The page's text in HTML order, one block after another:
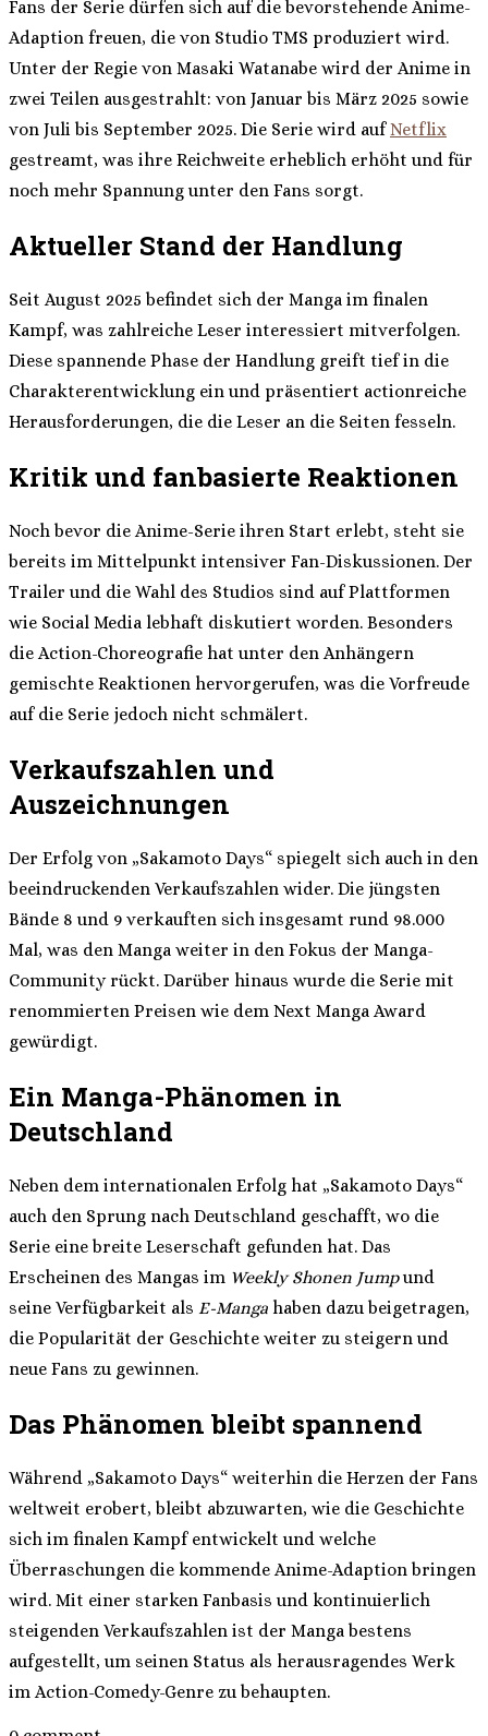
Fans der Serie dürfen sich auf die bevorstehende Anime-
Adaption freuen, die von Studio TMS produziert wird.
Unter der Regie von Masaki Watanabe wird der Anime in
zwei Teilen ausgestrahlt: von Januar bis März 2025 sowie
von Juli bis September 2025. Die Serie wird aufNetflix
gestreamt, was ihre Reichweite erheblich erhöht und für
noch mehr Spannung unter den Fans sorgt.
Aktueller Stand der Handlung
Seit August 2025 befindet sich der Manga im finalen
Kampf, was zahlreiche Leser interessiert mitverfolgen.
Diese spannende Phase der Handlung greift tief in die
Charakterentwicklung ein und präsentiert actionreiche
Herausforderungen, die die Leser an die Seiten fesseln.
Kritik und fanbasierte Reaktionen
Noch bevor die Anime-Serie ihren Start erlebt, steht sie
bereits im Mittelpunkt intensiver Fan-Diskussionen. Der
Trailer und die Wahl des Studios sind auf Plattformen
wie Social Media lebhaft diskutiert worden. Besonders
die Action-Choreografie hat unter den Anhängern
gemischte Reaktionen hervorgerufen, was die Vorfreude
auf die Serie jedoch nicht schmälert.
Verkaufszahlen und
Auszeichnungen
Der Erfolg von „Sakamoto Days“ spiegelt sich auch in den
beeindruckenden Verkaufszahlen wider. Die jüngsten
Bände 8 und 9 verkauften sich insgesamt rund 98.000
Mal, was den Manga weiter in den Fokus der Manga-
Community rückt. Darüber hinaus wurde die Serie mit
renommierten Preisen wie dem Next Manga Award
gewürdigt.
Ein Manga-Phänomen in
Deutschland
Neben dem internationalen Erfolg hat „Sakamoto Days“
auch den Sprung nach Deutschland geschafft, wo die
Serie eine breite Leserschaft gefunden hat. Das
Erscheinen des Mangas im Weekly Shonen Jumpund
seine Verfügbarkeit als E-Manga haben dazu beigetragen,
die Popularität der Geschichte weiter zu steigern und
neue Fans zu gewinnen.
Das Phänomen bleibt spannend
Während „Sakamoto Days“ weiterhin die Herzen der Fans
weltweit erobert, bleibt abzuwarten, wie die Geschichte
sich im finalen Kampf entwickelt und welche
Überraschungen die kommende Anime-Adaption bringen
wird. Mit einer starken Fanbasis und kontinuierlich
steigenden Verkaufszahlen ist der Manga bestens
aufgestellt, um seinen Status als herausragendes Werk
im Action-Comedy-Genre zu behaupten.